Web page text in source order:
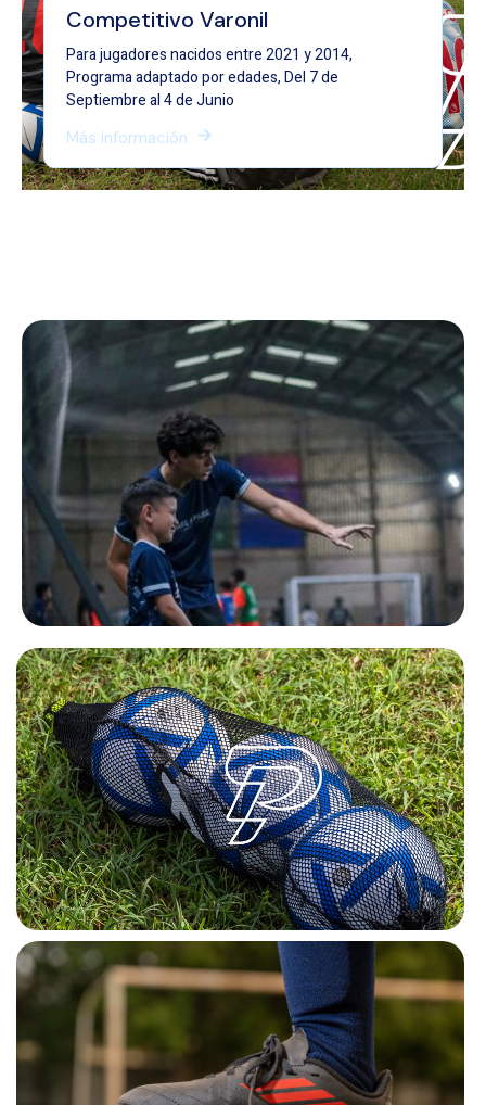
Competitivo Varonil
Para jugadores nacidos entre 2021 y 2014,
Programa adaptado por edades, Del 7 de
Septiembre al 4 de Junio
Más información